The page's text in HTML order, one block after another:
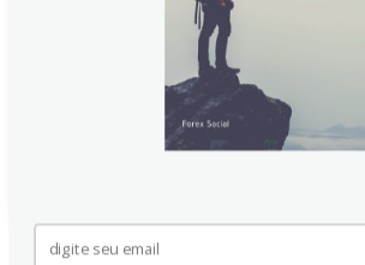
fica abaixo de 50, refletindo
o mercado observando dados de
trimestre, que surpreenderam
previsões iniciais.
Continue lendo